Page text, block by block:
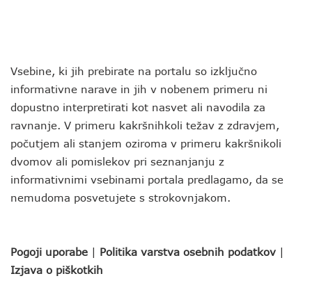
Vsebine, ki jih prebirate na portalu so izključno
informativne narave in jih v nobenem primeru ni
dopustno interpretirati kot nasvet ali navodila za
ravnanje. V primeru kakršnihkoli težav z zdravjem,
počutjem ali stanjem oziroma v primeru kakršnikoli
dvomov ali pomislekov pri seznanjanju z
informativnimi vsebinami portala predlagamo, da se
nemudoma posvetujete s strokovnjakom.
Pogoji uporabe | Politika varstva osebnih podatkov |
Izjava o piškotkih